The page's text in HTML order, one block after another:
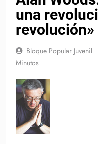
una
revolución»
Bloque Popular Juvenil
Minutos